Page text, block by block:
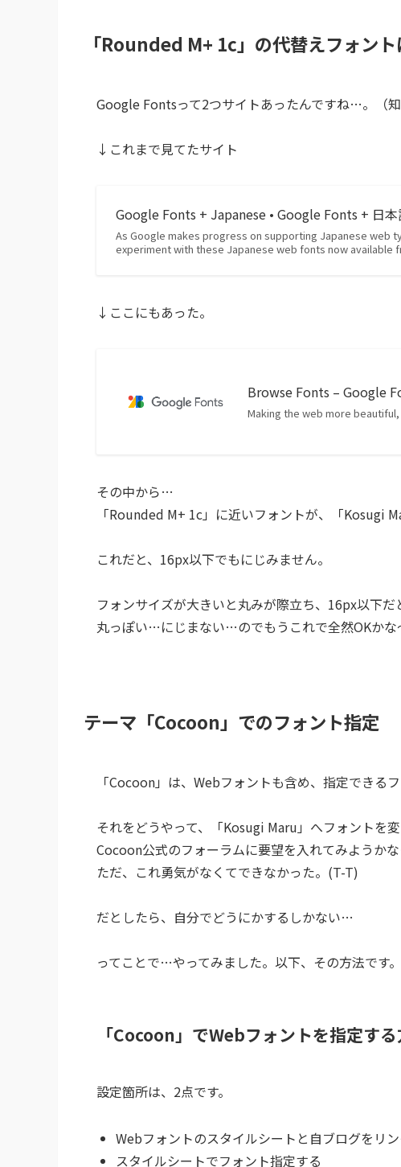
「Rounded M+ 1c」の代替えフォン
Google Fontsって2つサイトあったんですね…。（知
↓これまで見てたサイト
Google Fonts + Japanese • Google Fonts + 日
As Google makes progress on supporting Japanese web
experiment with these Japanese web fonts now available
↓ここにもあった。
Browse Fonts – Google
Making the web more
その中から…
「Rounded M+ 1c」に近いフォントが、「Kosugi
これだと、 16px以下でもにじみません。
フォンサイズが大きいと丸みが際立ち、16px以下
丸っぽい…にじまない…のでもうこれで全然OKかな
テーマ「Cocoon」でのフォント指定
「Cocoon」は、Webフォントも含め、指定できる
それをどうやって、「Kosugi Maru」へフォントを
Cocoon公式のフォーラムに要望を入れてみようか
ただ、これ勇気がなくてできなかった。(T-T)
だとしたら、自分でどうにかするしかない…
ってことで…やってみました。以下、その方法です。
「Cocoon」でWebフォントを指定す
設定箇所は、2点です。
Webフォントのスタイルシートと自ブログをリ
スタイルシートでフォント指定する